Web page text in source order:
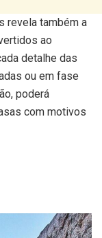
revela também a
ao
detalhe das
ou em fase
poderá
com motivos